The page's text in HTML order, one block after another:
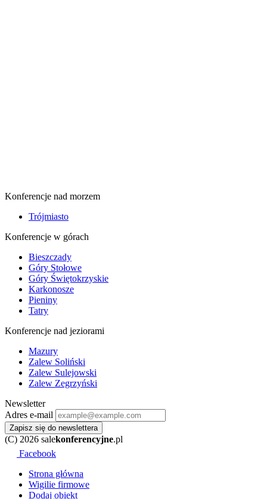
Konferencje nad morzem
Trójmiasto
Konferencje w górach
Bieszczady
Góry Stołowe
Góry Świętokrzyskie
Karkonosze
Pieniny
Tatry
Konferencje nad jeziorami
Mazury
Zalew Soliński
Zalew Sulejowski
Zalew Zegrzyński
Newsletter
Adres e-mail
Zapisz się do newslettera
(C) 2026 salekonferencyjne.pl
Facebook
Strona główna
Wigilie firmowe
Dodaj obiekt